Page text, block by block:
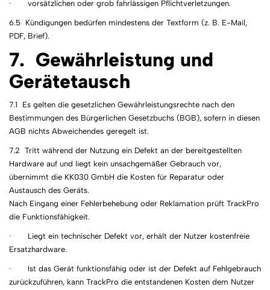
· vorsätzlichen oder grob fahrlässigen Pflichtverletzungen.
6.5 Kündigungen bedürfen mindestens der Textform (z. B. E-Mail,
PDF, Brief).
7. Gewährleistung und
Gerätetausch
7.1 Es gelten die gesetzlichen Gewährleistungsrechte nach den
Bestimmungen des Bürgerlichen Gesetzbuchs (BGB), sofern in diesen
AGB nichts Abweichendes geregelt ist.
7.2 Tritt während der Nutzung ein Defekt an der bereitgestellten
Hardware auf und liegt kein unsachgemäßer Gebrauch vor,
übernimmt die KK030 GmbH die Kosten für Reparatur oder
Austausch des Geräts.
Nach Eingang einer Fehlerbehebung oder Reklamation prüft TrackPro
die Funktionsfähigkeit.
· Liegt ein technischer Defekt vor, erhält der Nutzer kostenfreie
Ersatzhardware.
· Ist das Gerät funktionsfähig oder ist der Defekt auf Fehlgebrauch
zurückzuführen, kann TrackPro die entstandenen Kosten dem Nutzer